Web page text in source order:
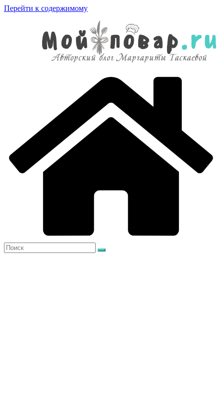
Перейти к содержимому